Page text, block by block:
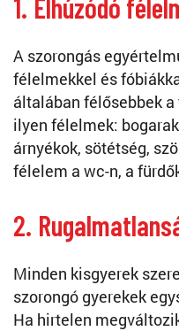
1. Elhúzódó
A szorongás
félelmekkel és
általában félősebbek
ilyen félelmek:
árnyékok, sötétség,
félelem a wc-n, a
2.
Minden kisgyerek
szorongó gyerekek
Ha hirtelen